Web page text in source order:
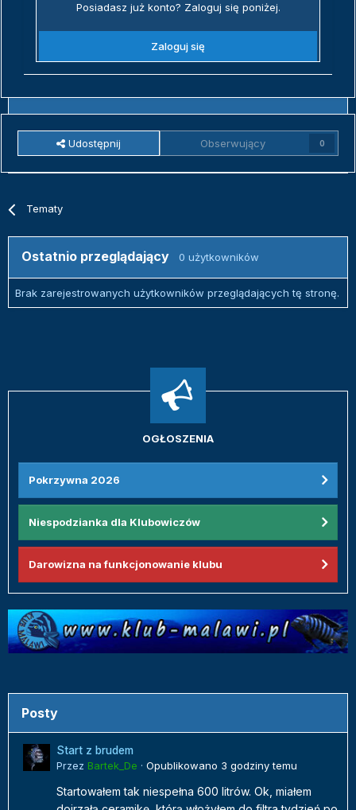
Posiadasz już konto? Zaloguj się poniżej.
Zaloguj się
Udostępnij Obserwujący 0
Tematy
Ostatnio przeglądający 0 użytkowników
Brak zarejestrowanych użytkowników przeglądających tę stronę.
OGŁOSZENIA
Pokrzywna 2026
Niespodzianka dla Klubowiczów
Darowizna na funkcjonowanie klubu
Posty
Start z brudem
Przez Bartek_De · Opublikowano 3 godziny temu
Startowałem tak niespełna 600 litrów. Ok, miałem